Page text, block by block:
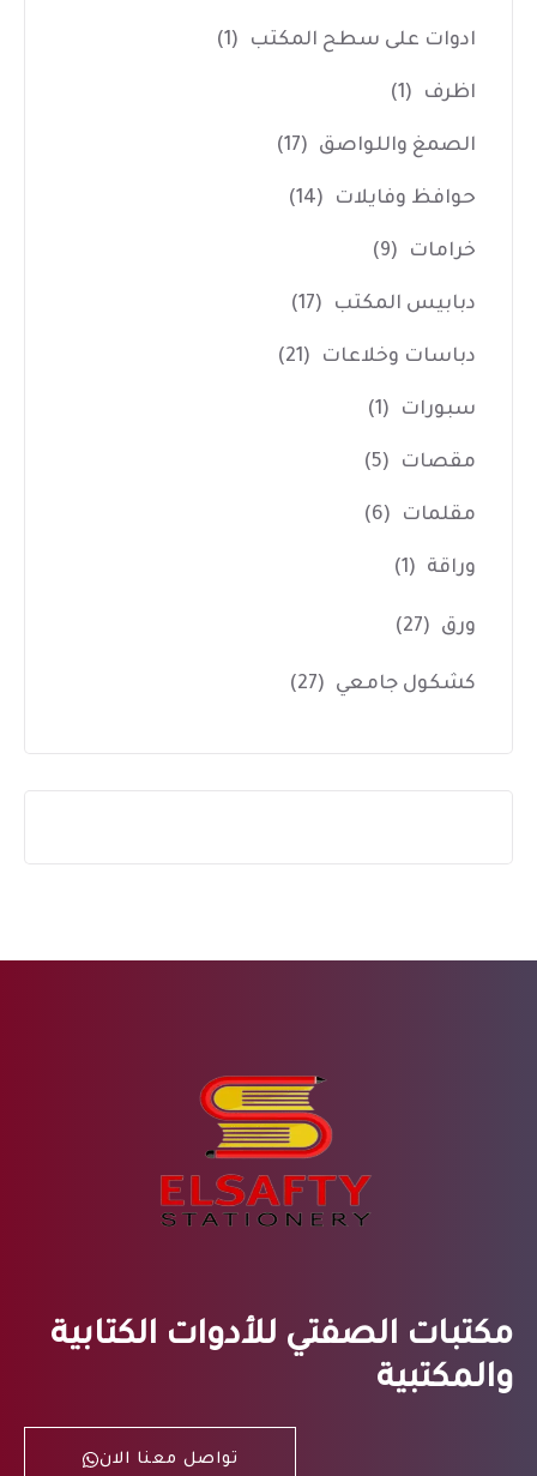
ادوات على سطح المكتب (1)
اظرف (1)
الصمغ واللواصق (17)
حوافظ وفايلات (14)
خرامات (9)
دبابيس المكتب (17)
دباسات وخلاعات (21)
سبورات (1)
مقصات (5)
مقلمات (6)
وراقة (1)
ورق (27)
كشكول جامعي (27)
مكتبات الصفتي للأدوات الكتابية
والمكتبية
تواصل معنا الان